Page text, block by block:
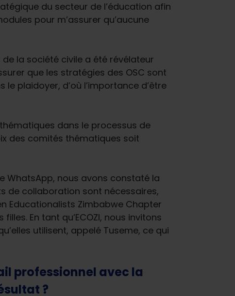
du secteur de l’éducation afin
pour m’assurer qu’aucune
la société civile a été révélateur
que les stratégies des OSC sont
plaidoyer, d’où l’importance d’être
dans le processus de
des comités thématiques soit
WhatsApp, nous avons constaté la
de collaboration sont nécessaires,
Educationalists Zimbabwe Chapter
En tant qu’ECOZI, nous invitons
utilisent, appelé Tuseme, ce qui
professionnel avec la
?